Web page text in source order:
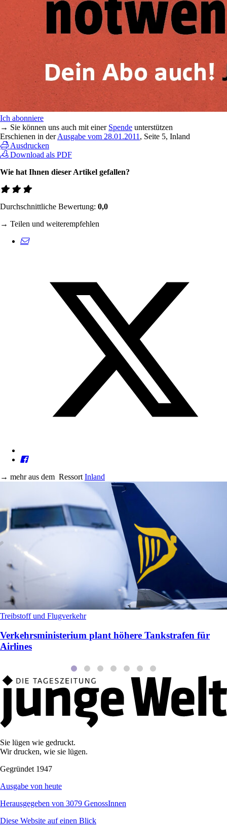
Ich abonniere
→ Sie können uns auch mit einer Spende unterstützen
Erschienen in derAusgabe vom 28.01.2011 , Seite 5, Inland
Ausdrucken
Download als PDF
Wie hat Ihnen dieser Artikel gefallen?
Durchschnittliche Bewertung: 0,0
→ Teilen und weiterempfehlen
→ mehr aus dem Ressort Inland
Treibstoff und Flugverkehr
Verkehrsministerium plant höhere Tankstrafen für
Airlines
Sie lügen wie gedruckt.
Wir drucken, wie sie lügen.
Gegründet 1947
Ausgabe von heute
Herausgegeben von 3079 GenossInnen
Diese Website auf einen Blick